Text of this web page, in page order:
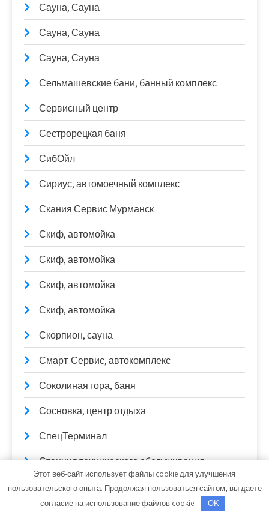
Сауна, Сауна
Сауна, Сауна
Сауна, Сауна
Сельмашевские бани, банный комплекс
Сервисный центр
Сестрорецкая баня
СибОйл
Сириус, автомоечный комплекс
Скания Сервис Мурманск
Скиф, автомойка
Скиф, автомойка
Скиф, автомойка
Скиф, автомойка
Скорпион, сауна
Смарт-Сервис, автокомплекс
Соколиная гора, баня
Сосновка, центр отдыха
СпецТерминал
Станция технического обслуживания
Станция техобслуживания
Этот веб-сайт использует файлы cookie для улучшения
пользовательского опыта. Продолжая пользоваться сайтом, вы даете
согласие на использование файлов cookie.
OK